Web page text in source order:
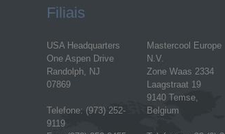
Filiais
USA Headquarters
One Aspen Drive
Randolph, NJ
07869
Telefone: (973) 252-
9119
Mastercool Europe
N.V.
Zone Waas 2334
Laagstraat 19
9140 Temse,
Belgium